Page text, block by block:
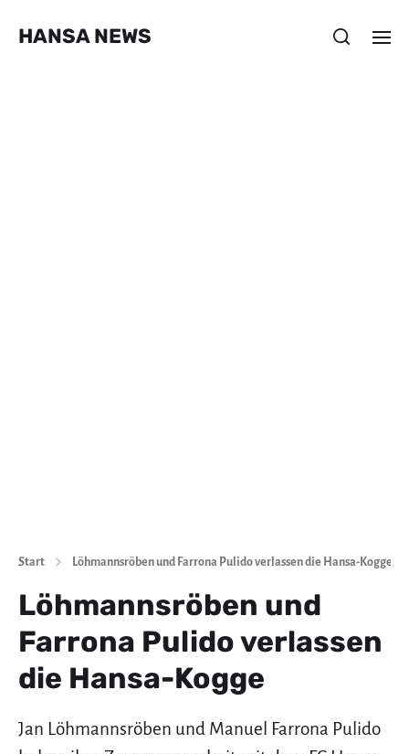
HANSA NEWS
Start Löhmannsröben und Farrona Pulido verlassen die Hansa-Kogge
Löhmannsröben und
Farrona Pulido verlassen
die Hansa-Kogge
Jan Löhmannsröben und Manuel Farrona Pulido